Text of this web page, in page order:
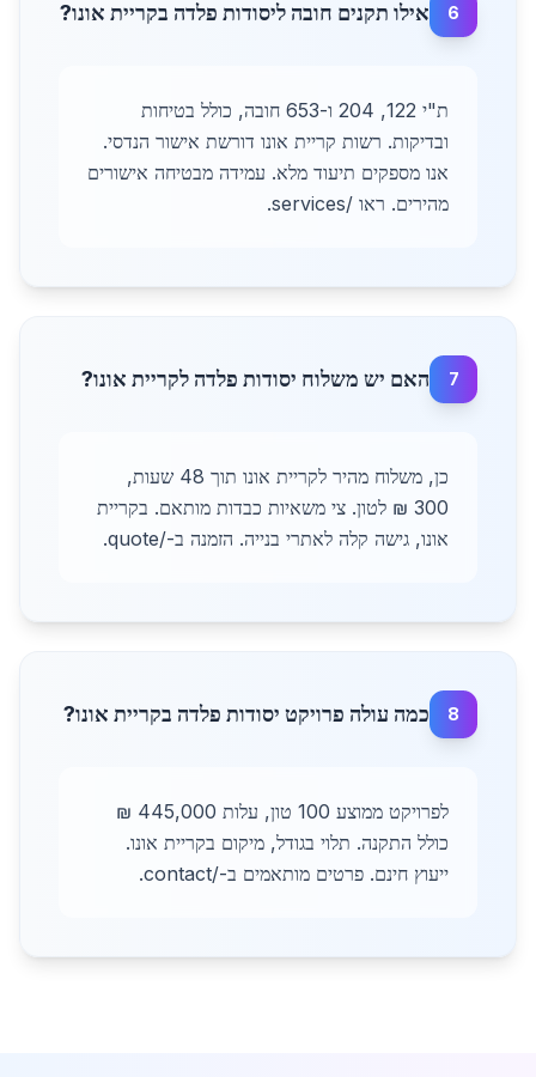
6 אילו תקנים חובה ליסודות פלדה בקריית אונו?
ת"י 122, 204 ו-653 חובה, כולל בטיחות
ובדיקות. רשות קריית אונו דורשת אישור הנדסי.
אנו מספקים תיעוד מלא. עמידה מבטיחה אישורים
מהירים. ראו /services.
7 האם יש משלוח יסודות פלדה לקריית אונו?
כן, משלוח מהיר לקריית אונו תוך 48 שעות,
300 ₪ לטון. צי משאיות כבדות מותאם. בקריית
אונו, גישה קלה לאתרי בנייה. הזמנה ב-/quote.
8 כמה עולה פרויקט יסודות פלדה בקריית אונו?
לפרויקט ממוצע 100 טון, עלות 445,000 ₪
כולל התקנה. תלוי בגודל, מיקום בקריית אונו.
ייעוץ חינם. פרטים מותאמים ב-/contact.